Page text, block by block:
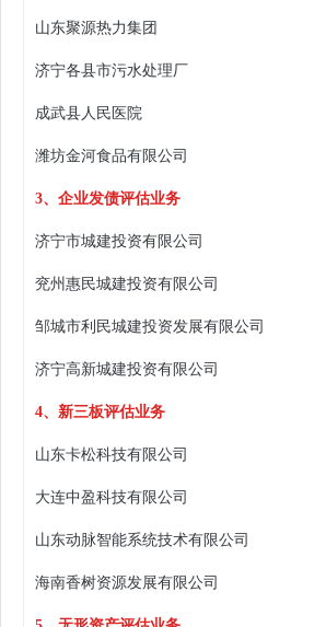
山东聚源热力集团
济宁各县市污水处理厂
成武县人民医院
潍坊金河食品有限公司
3、企业发债评估业务
济宁市城建投资有限公司
兖州惠民城建投资有限公司
邹城市利民城建投资发展有限公司
济宁高新城建投资有限公司
4、新三板评估业务
山东卡松科技有限公司
大连中盈科技有限公司
山东动脉智能系统技术有限公司
海南香树资源发展有限公司